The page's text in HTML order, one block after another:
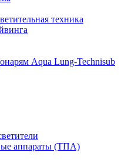
техника
Aqua Lung-Technisub
аппараты (ТПА)